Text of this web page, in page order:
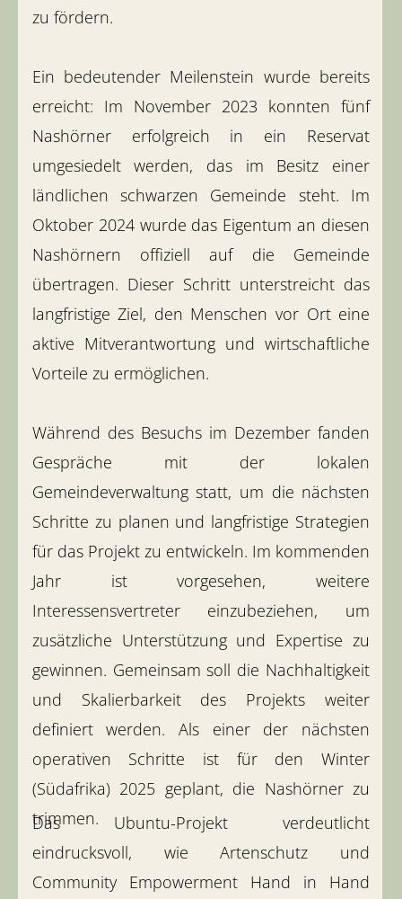
Das Ubuntu-Projekt verdeutlicht
eindrucksvoll, wie Artenschutz und
Community Empowerment Hand in Hand
zu fördern.
Ein bedeutender Meilenstein wurde bereits
erreicht: Im November 2023 konnten fünf
Nashörner erfolgreich in ein Reservat
umgesiedelt werden, das im Besitz einer
ländlichen schwarzen Gemeinde steht. Im
Oktober 2024 wurde das Eigentum an diesen
Nashörnern offiziell auf die Gemeinde
übertragen. Dieser Schritt unterstreicht das
langfristige Ziel, den Menschen vor Ort eine
aktive Mitverantwortung und wirtschaftliche
Vorteile zu ermöglichen.
Während des Besuchs im Dezember fanden
Gespräche mit der lokalen
Gemeindeverwaltung statt, um die nächsten
Schritte zu planen und langfristige Strategien
für das Projekt zu entwickeln. Im kommenden
Jahr ist vorgesehen, weitere
Interessensvertreter einzubeziehen, um
zusätzliche Unterstützung und Expertise zu
gewinnen. Gemeinsam soll die Nachhaltigkeit
und Skalierbarkeit des Projekts weiter
definiert werden. Als einer der nächsten
operativen Schritte ist für den Winter
(Südafrika) 2025 geplant, die Nashörner zu
trimmen.